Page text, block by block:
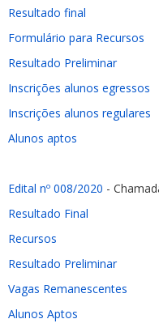
Resultado final
Formulário para Recursos
Resultado Preliminar
Inscrições alunos egressos
Inscrições alunos regulares
Alunos aptos
Edital nº 008/2020 -
Resultado Final
Recursos
Resultado Preliminar
Vagas Remanescentes
Alunos Aptos